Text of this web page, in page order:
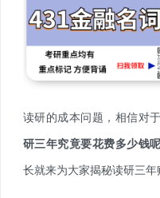
读研的成本问题，相信对
研三年究竟要花费多少钱
长就来为大家揭秘读研三年